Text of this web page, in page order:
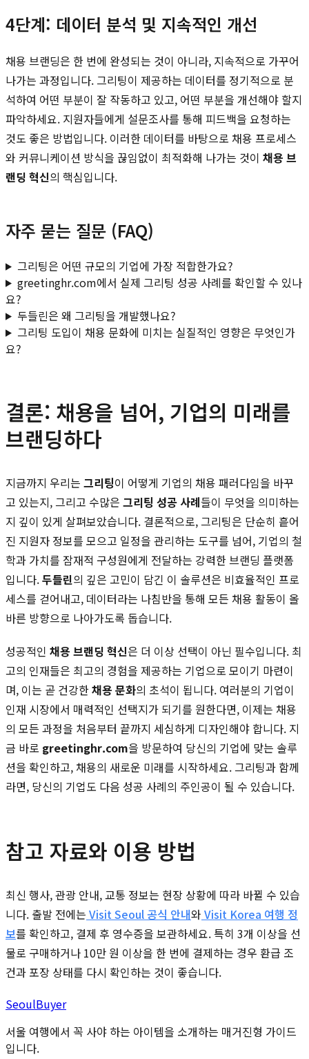
4단계: 데이터 분석 및 지속적인 개선
채용 브랜딩은 한 번에 완성되는 것이 아니라, 지속적으로 가꾸어
나가는 과정입니다. 그리팅이 제공하는 데이터를 정기적으로 분
석하여 어떤 부분이 잘 작동하고 있고, 어떤 부분을 개선해야 할지
파악하세요. 지원자들에게 설문조사를 통해 피드백을 요청하는
것도 좋은 방법입니다. 이러한 데이터를 바탕으로 채용 프로세스
와 커뮤니케이션 방식을 끊임없이 최적화해 나가는 것이 채용 브
랜딩 혁신의 핵심입니다.
자주 묻는 질문 (FAQ)
그리팅은 어떤 규모의 기업에 가장 적합한가요?
greetinghr.com에서 실제 그리팅 성공 사례를 확인할 수 있나
요?
두들린은 왜 그리팅을 개발했나요?
그리팅 도입이 채용 문화에 미치는 실질적인 영향은 무엇인가
요?
결론: 채용을 넘어, 기업의 미래를
브랜딩하다
지금까지 우리는 그리팅이 어떻게 기업의 채용 패러다임을 바꾸
고 있는지, 그리고 수많은 그리팅 성공 사례들이 무엇을 의미하는
지 깊이 있게 살펴보았습니다. 결론적으로, 그리팅은 단순히 흩어
진 지원자 정보를 모으고 일정을 관리하는 도구를 넘어, 기업의 철
학과 가치를 잠재적 구성원에게 전달하는 강력한 브랜딩 플랫폼
입니다.두들린의 깊은 고민이 담긴 이 솔루션은 비효율적인 프로
세스를 걷어내고, 데이터라는 나침반을 통해 모든 채용 활동이 올
바른 방향으로 나아가도록 돕습니다.
성공적인 채용 브랜딩 혁신은 더 이상 선택이 아닌 필수입니다. 최
고의 인재들은 최고의 경험을 제공하는 기업으로 모이기 마련이
며, 이는 곧 건강한채용 문화의 초석이 됩니다. 여러분의 기업이
인재 시장에서 매력적인 선택지가 되기를 원한다면, 이제는 채용
의 모든 과정을 처음부터 끝까지 세심하게 디자인해야 합니다. 지
금 바로 greetinghr.com을 방문하여 당신의 기업에 맞는 솔루
션을 확인하고, 채용의 새로운 미래를 시작하세요. 그리팅과 함께
라면, 당신의 기업도 다음 성공 사례의 주인공이 될 수 있습니다.
참고 자료와 이용 방법
최신 행사, 관광 안내, 교통 정보는 현장 상황에 따라 바뀔 수 있습
니다. 출발 전에는 Visit Seoul 공식 안내와 Visit Korea 여행 정
보를 확인하고, 결제 후 영수증을 보관하세요. 특히 3개 이상을 선
물로 구매하거나 10만 원 이상을 한 번에 결제하는 경우 환급 조
건과 포장 상태를 다시 확인하는 것이 좋습니다.
SeoulBuyer
서울 여행에서 꼭 사야 하는 아이템을 소개하는 매거진형 가이드
입니다.